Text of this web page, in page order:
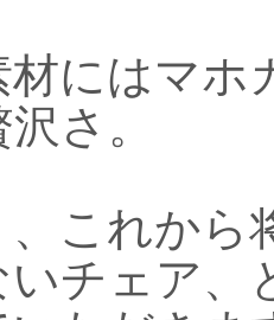
材にはマホ
さ。
、これから
いチェア、